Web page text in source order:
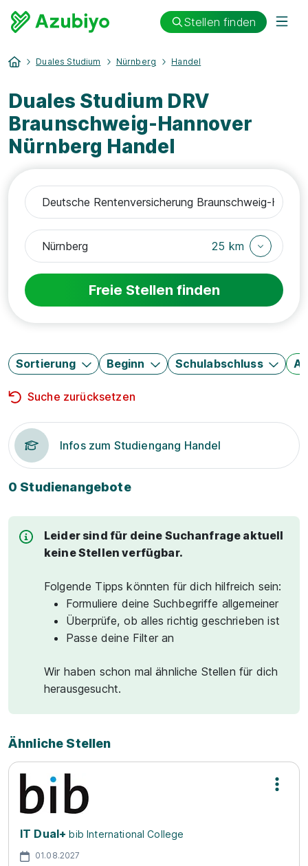
Stellen finden
Duales Studium Nürnberg Handel
Duales Studium DRV
Braunschweig-Hannover
Nürnberg Handel
25 km
Freie Stellen finden
Sortierung Beginn Schulabschluss
Suche zurücksetzen
Infos zum Studiengang Handel
0 Studienangebote
Leider sind für deine Suchanfrage aktuell
keine Stellen verfügbar.
Folgende Tipps könnten für dich hilfreich sein:
Formuliere deine Suchbegriffe allgemeiner
Überprüfe, ob alles richtig geschrieben ist
Passe deine Filter an
Wir haben schon mal ähnliche Stellen für dich
herausgesucht.
Ähnliche Stellen
IT Dual+ bib International College
01.08.2027